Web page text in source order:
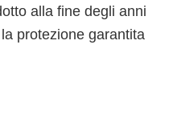
alla fine degli anni
protezione garantita